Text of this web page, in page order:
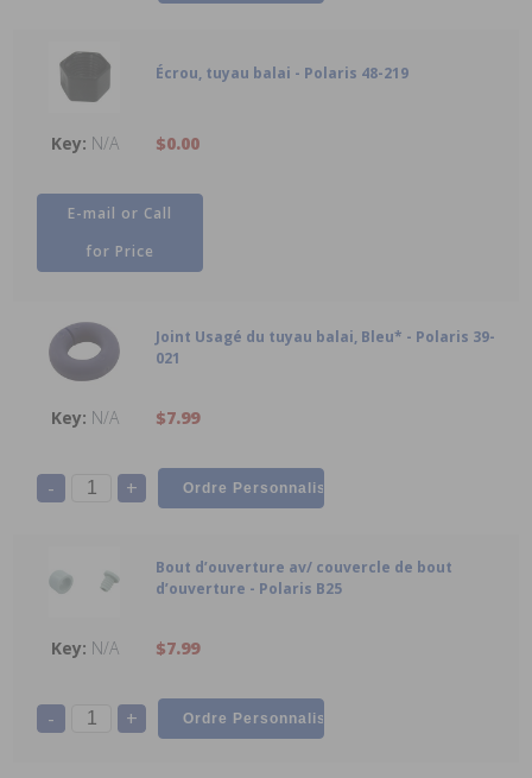
Écrou, tuyau balai - Polaris 48-219
N/A $0.00
E-mail or Call
for Price
Joint Usagé du tuyau balai, Bleu* - Polaris 39-
021
N/A $7.99
- +
Bout d’ouverture av/ couvercle de bout
d’ouverture - Polaris B25
N/A $7.99
- +